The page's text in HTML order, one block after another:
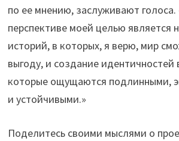
по ее мнению, заслуживают
перспективе моей целью является
историй, в которых, я верю, мир
выгоду, и создание идентичностей
которые ощущаются подлинными,
и устойчивыми.»
Поделитесь своими мыслями о